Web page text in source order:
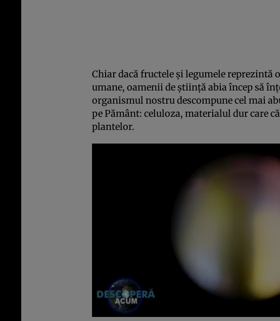
Chiar dacă fructele și legumele reprezintă
umane, oamenii de știință abia încep să
organismul nostru descompune cel mai
pe Pământ: celuloza, materialul dur care
plantelor.